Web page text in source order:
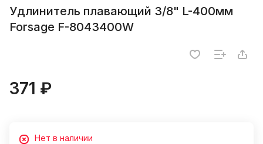
Удлинитель плавающий 3/8" L-400мм
Forsage F-8043400W
371 ₽
Нет в наличии